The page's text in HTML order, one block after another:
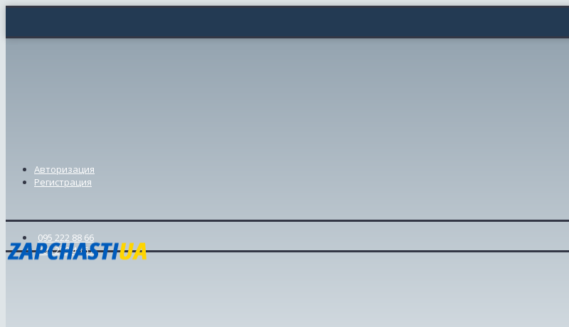
Авторизация
Регистрация
095 222 88 66
098 239 46 57